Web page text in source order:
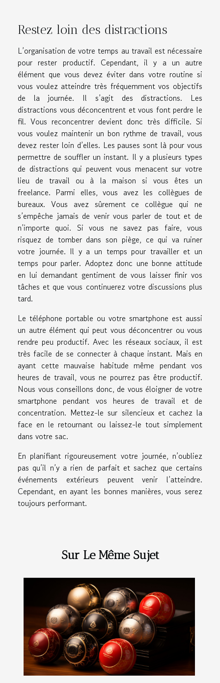
Restez loin des distractions
L’organisation de votre temps au travail est nécessaire
pour rester productif. Cependant, il y a un autre
élément que vous devez éviter dans votre routine si
vous voulez atteindre très fréquemment vos objectifs
de la journée. Il s’agit des distractions. Les
distractions vous déconcentrent et vous font perdre le
fil. Vous reconcentrer devient donc très difficile. Si
vous voulez maintenir un bon rythme de travail, vous
devez rester loin d’elles. Les pauses sont là pour vous
permettre de souffler un instant. Il y a plusieurs types
de distractions qui peuvent vous menacent sur votre
lieu de travail ou à la maison si vous êtes un
freelance. Parmi elles, vous avez les collègues de
bureaux. Vous avez sûrement ce collègue qui ne
s’empêche jamais de venir vous parler de tout et de
n’importe quoi. Si vous ne savez pas faire, vous
risquez de tomber dans son piège, ce qui va ruiner
votre journée. Il y a un temps pour travailler et un
temps pour parler. Adoptez donc une bonne attitude
en lui demandant gentiment de vous laisser finir vos
tâches et que vous continuerez votre discussions plus
tard.
Le téléphone portable ou votre smartphone est aussi
un autre élément qui peut vous déconcentrer ou vous
rendre peu productif. Avec les réseaux sociaux, il est
très facile de se connecter à chaque instant. Mais en
ayant cette mauvaise habitude même pendant vos
heures de travail, vous ne pourrez pas être productif.
Nous vous conseillons donc, de vous éloigner de votre
smartphone pendant vos heures de travail et de
concentration. Mettez-le sur silencieux et cachez la
face en le retournant ou laissez-le tout simplement
dans votre sac.
En planifiant rigoureusement votre journée, n’oubliez
pas qu’il n’y a rien de parfait et sachez que certains
événements extérieurs peuvent venir l’atteindre.
Cependant, en ayant les bonnes manières, vous serez
toujours performant.
Sur Le Même Sujet